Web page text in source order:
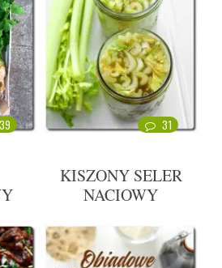
39 31
KISZONY SELER
NACIOWY